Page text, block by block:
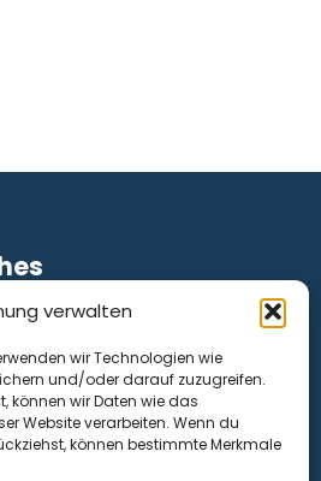
verwalten
wir Technologien wie
und/oder darauf zuzugreifen.
können wir Daten wie das
Website verarbeiten. Wenn du
können bestimmte Merkmale
(EU)